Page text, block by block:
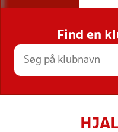
STILLINGER,
Find en